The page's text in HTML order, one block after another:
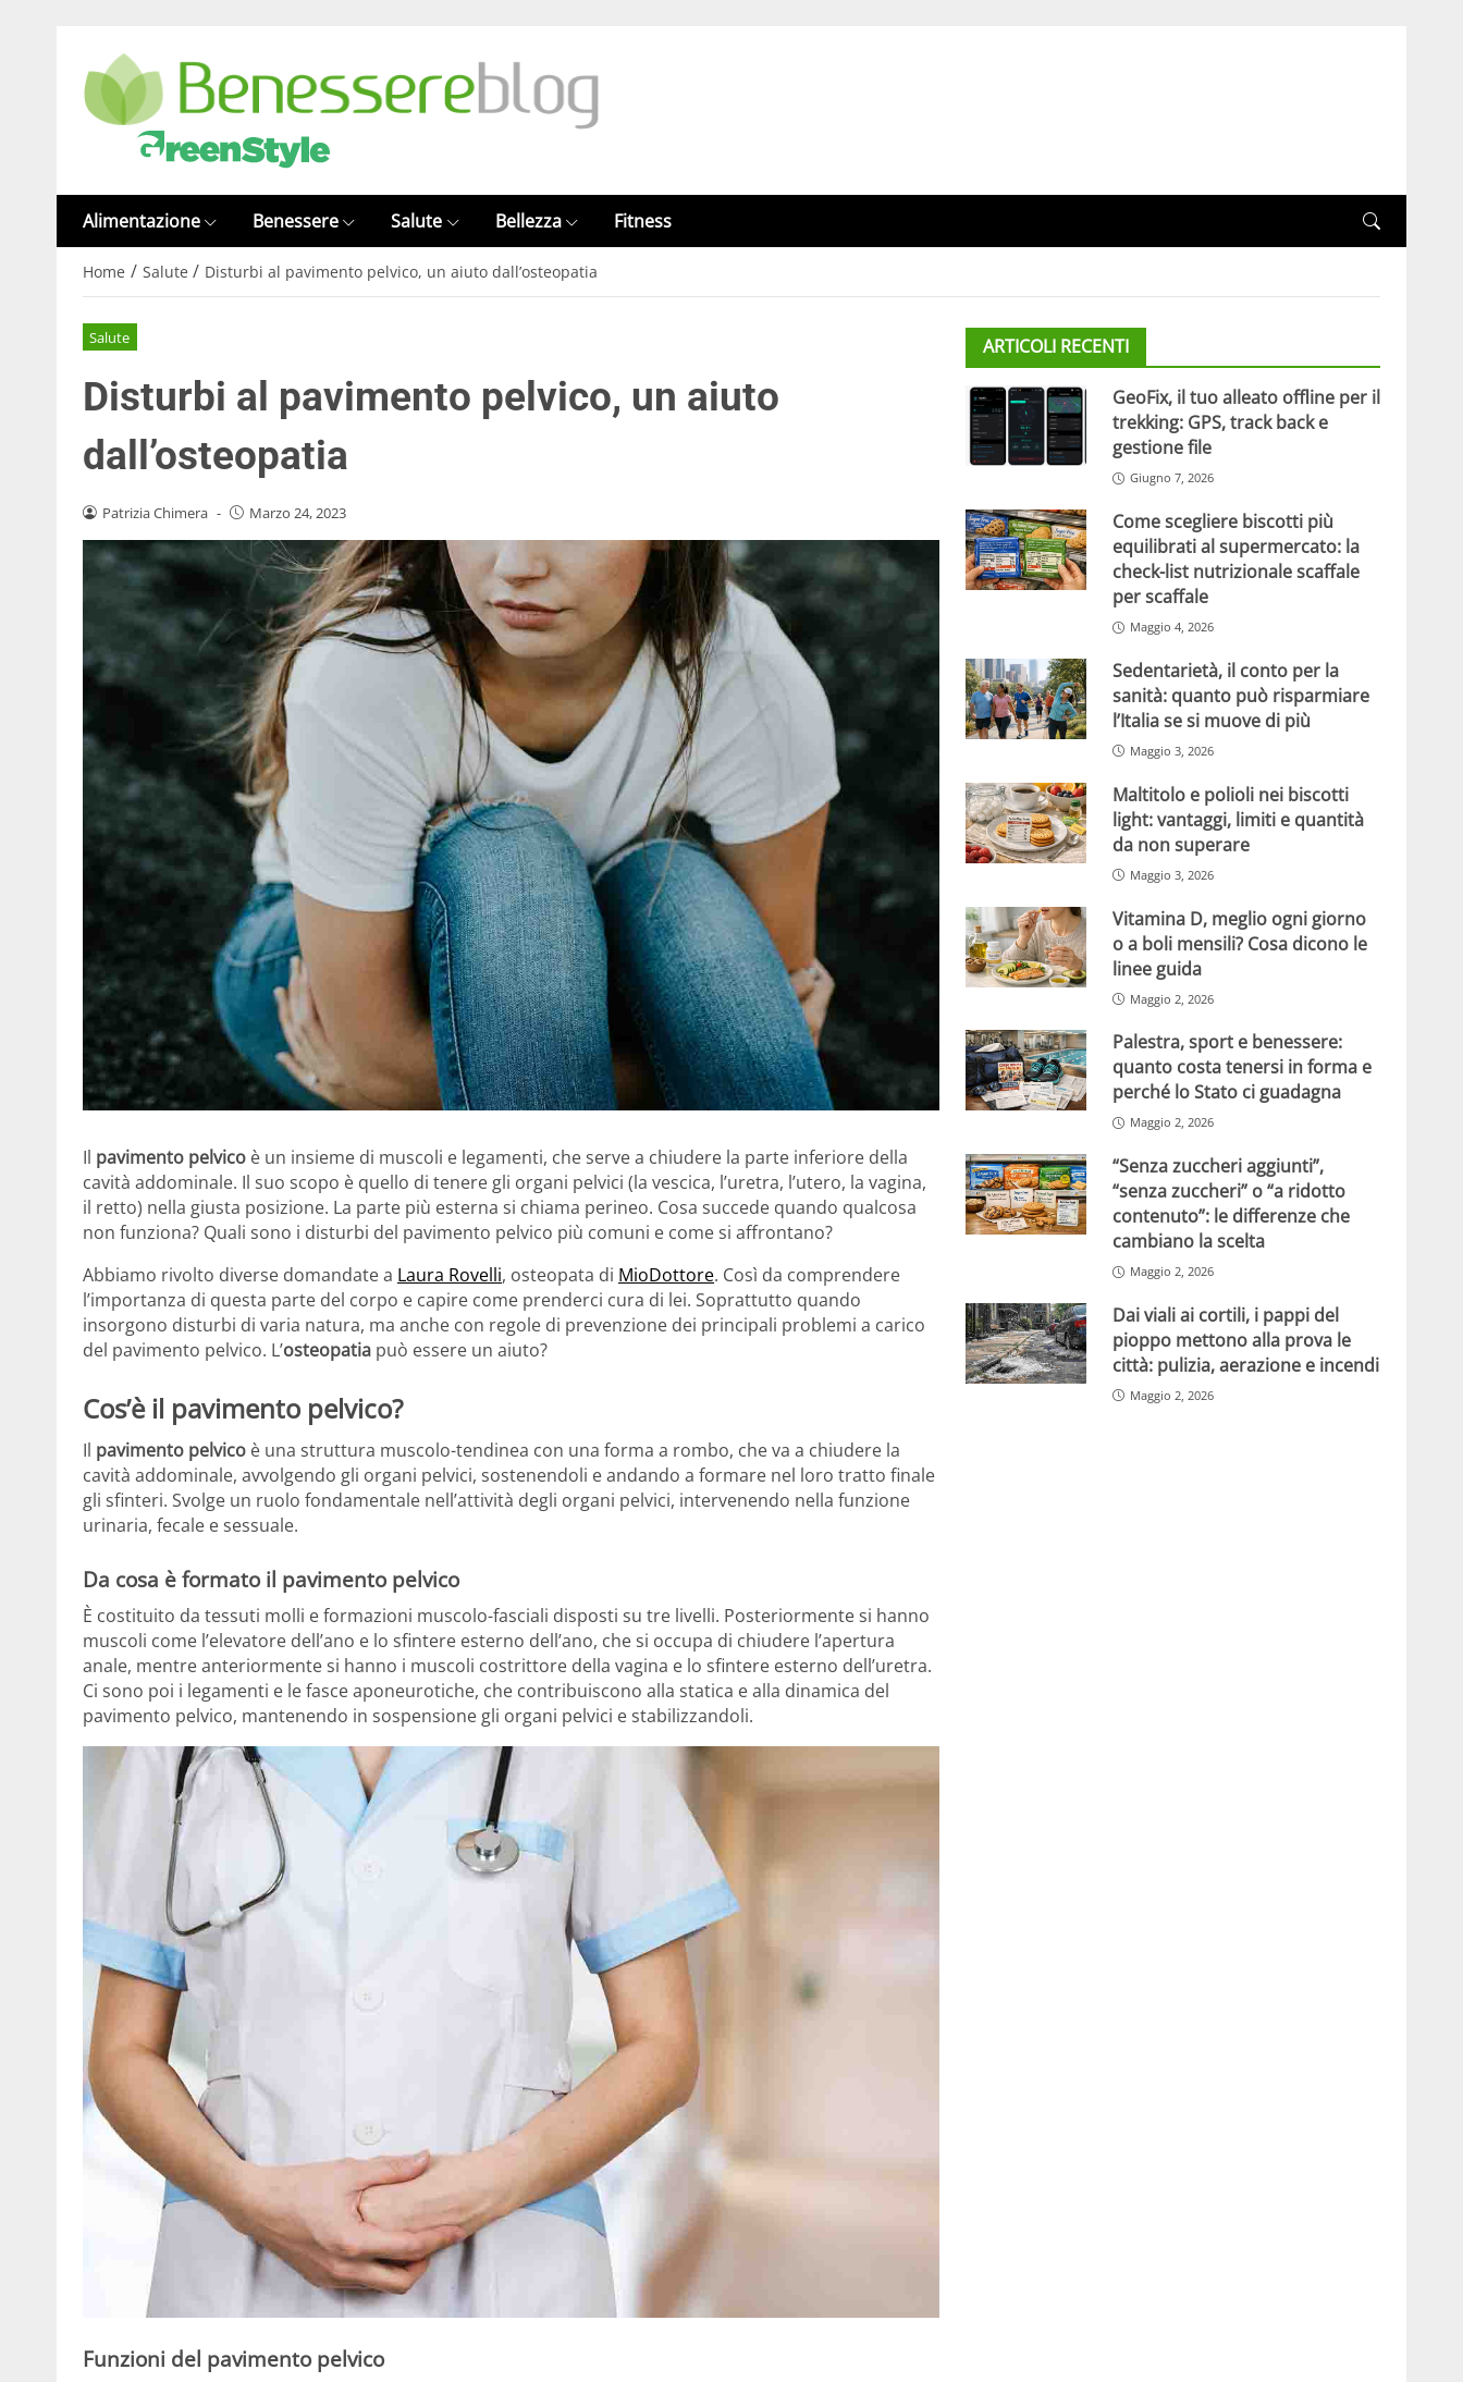
Alimentazione Benessere Salute Bellezza Fitness
Home / Salute / Disturbi al pavimento pelvico, un aiuto dall’osteopatia
Salute
Disturbi al pavimento pelvico, un aiuto
dall’osteopatia
Patrizia Chimera - Marzo 24, 2023
Il pavimento pelvico è un insieme di muscoli e legamenti, che serve a chiudere la parte inferiore della
cavità addominale. Il suo scopo è quello di tenere gli organi pelvici (la vescica, l’uretra, l’utero, la vagina,
il retto) nella giusta posizione. La parte più esterna si chiama perineo. Cosa succede quando qualcosa
non funziona? Quali sono i disturbi del pavimento pelvico più comuni e come si affrontano?
Abbiamo rivolto diverse domandate a Laura Rovelli, osteopata di MioDottore. Così da comprendere
l’importanza di questa parte del corpo e capire come prenderci cura di lei. Soprattutto quando
insorgono disturbi di varia natura, ma anche con regole di prevenzione dei principali problemi a carico
del pavimento pelvico. L’osteopatia può essere un aiuto?
Cos’è il pavimento pelvico?
Il pavimento pelvico è una struttura muscolo-tendinea con una forma a rombo, che va a chiudere la
cavità addominale, avvolgendo gli organi pelvici, sostenendoli e andando a formare nel loro tratto finale
gli sfinteri. Svolge un ruolo fondamentale nell’attività degli organi pelvici, intervenendo nella funzione
urinaria, fecale e sessuale.
Da cosa è formato il pavimento pelvico
È costituito da tessuti molli e formazioni muscolo-fasciali disposti su tre livelli. Posteriormente si hanno
muscoli come l’elevatore dell’ano e lo sfintere esterno dell’ano, che si occupa di chiudere l’apertura
anale, mentre anteriormente si hanno i muscoli costrittore della vagina e lo sfintere esterno dell’uretra.
Ci sono poi i legamenti e le fasce aponeurotiche, che contribuiscono alla statica e alla dinamica del
pavimento pelvico, mantenendo in sospensione gli organi pelvici e stabilizzandoli.
Funzioni del pavimento pelvico
ARTICOLI RECENTI
GeoFix, il tuo alleato offline per il
trekking: GPS, track back e
gestione file
Giugno 7, 2026
Come scegliere biscotti più
equilibrati al supermercato: la
check-list nutrizionale scaffale
per scaffale
Maggio 4, 2026
Sedentarietà, il conto per la
sanità: quanto può risparmiare
l’Italia se si muove di più
Maggio 3, 2026
Maltitolo e polioli nei biscotti
light: vantaggi, limiti e quantità
da non superare
Maggio 3, 2026
Vitamina D, meglio ogni giorno
o a boli mensili? Cosa dicono le
linee guida
Maggio 2, 2026
Palestra, sport e benessere:
quanto costa tenersi in forma e
perché lo Stato ci guadagna
Maggio 2, 2026
“Senza zuccheri aggiunti”,
“senza zuccheri” o “a ridotto
contenuto”: le differenze che
cambiano la scelta
Maggio 2, 2026
Dai viali ai cortili, i pappi del
pioppo mettono alla prova le
città: pulizia, aerazione e incendi
Maggio 2, 2026